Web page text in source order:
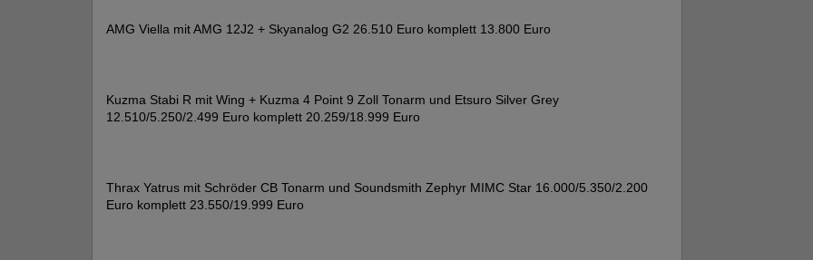
AMG Viella mit AMG 12J2 + Skyanalog G2 26.510 Euro komplett 13.800 Euro
Kuzma Stabi R mit Wing + Kuzma 4 Point 9 Zoll Tonarm und Etsuro Silver Grey
12.510/5.250/2.499 Euro komplett 20.259/18.999 Euro
Thrax Yatrus mit Schröder CB Tonarm und Soundsmith Zephyr MIMC Star 16.000/5.350/2.200
Euro komplett 23.550/19.999 Euro